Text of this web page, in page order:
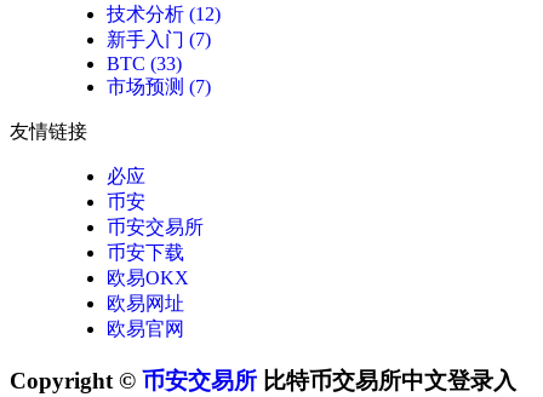
技术分析 (12)
新手入门 (7)
BTC (33)
市场预测 (7)
友情链接
必应
币安
币安交易所
币安下载
欧易OKX
欧易网址
欧易官网
Copyright © 币安交易所 比特币交易所中文登录入